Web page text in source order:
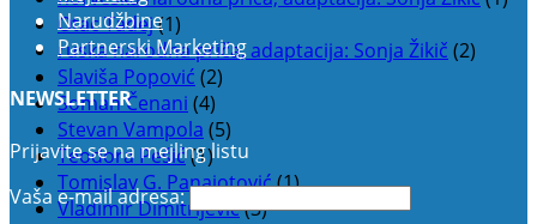
Otac Tadej(1)
ruska narodna priča, adaptacija: Sonja Žikič (2)
Slaviša Popović (2)
Soman Čenani (4)
Stevan Vampola (5)
Teodora Pešić(1)
Tomislav G. Panajotović(1)
Vladimir Dimitrijević(3)
Narudžbine
Partnerski Marketing
NEWSLETTER
Prijavite se na mejling listu
Vaša e-mail adresa: